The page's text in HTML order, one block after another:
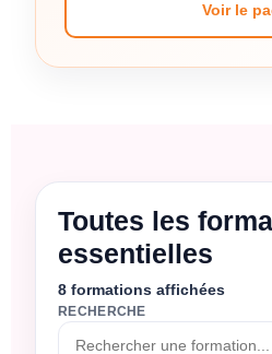
Voir le
Toutes les
essentielles
8 formations affichées
RECHERCHE